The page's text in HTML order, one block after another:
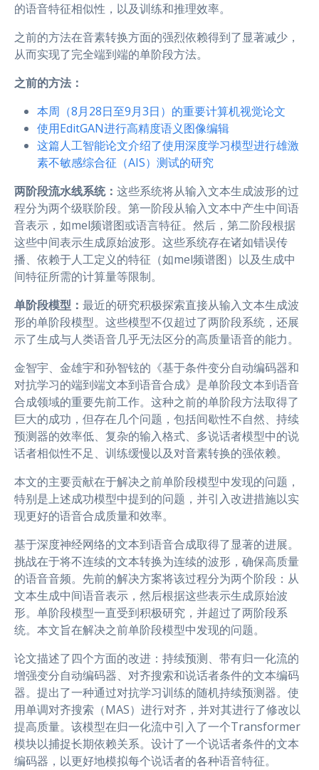
的语音特征相似性，以及训练和推理效率。
之前的方法在音素转换方面的强烈依赖得到了显著减少，
从而实现了完全端到端的单阶段方法。
之前的方法：
本周（8月28日至9月3日）的重要计算机视觉论文
使用EditGAN进行高精度语义图像编辑
这篇人工智能论文介绍了使用深度学习模型进行雄激
素不敏感综合征（AIS）测试的研究
两阶段流水线系统： 这些系统将从输入文本生成波形的过
程分为两个级联阶段。第一阶段从输入文本中产生中间语
音表示，如mel频谱图或语言特征。然后，第二阶段根据
这些中间表示生成原始波形。这些系统存在诸如错误传
播、依赖于人工定义的特征（如mel频谱图）以及生成中
间特征所需的计算量等限制。
单阶段模型： 最近的研究积极探索直接从输入文本生成波
形的单阶段模型。这些模型不仅超过了两阶段系统，还展
示了生成与人类语音几乎无法区分的高质量语音的能力。
金智宇、金雄宇和孙智铉的《基于条件变分自动编码器和
对抗学习的端到端文本到语音合成》是单阶段文本到语音
合成领域的重要先前工作。这种之前的单阶段方法取得了
巨大的成功，但存在几个问题，包括间歇性不自然、持续
预测器的效率低、复杂的输入格式、多说话者模型中的说
话者相似性不足、训练缓慢以及对音素转换的强依赖。
本文的主要贡献在于解决之前单阶段模型中发现的问题，
特别是上述成功模型中提到的问题，并引入改进措施以实
现更好的语音合成质量和效率。
基于深度神经网络的文本到语音合成取得了显著的进展。
挑战在于将不连续的文本转换为连续的波形，确保高质量
的语音音频。先前的解决方案将该过程分为两个阶段：从
文本生成中间语音表示，然后根据这些表示生成原始波
形。单阶段模型一直受到积极研究，并超过了两阶段系
统。本文旨在解决之前单阶段模型中发现的问题。
论文描述了四个方面的改进：持续预测、带有归一化流的
增强变分自动编码器、对齐搜索和说话者条件的文本编码
器。提出了一种通过对抗学习训练的随机持续预测器。使
用单调对齐搜索（MAS）进行对齐，并对其进行了修改以
提高质量。该模型在归一化流中引入了一个Transformer
模块以捕捉长期依赖关系。设计了一个说话者条件的文本
编码器，以更好地模拟每个说话者的各种语音特征。